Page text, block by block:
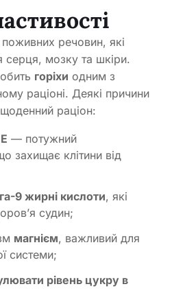
речовин, які
серця, мозку та шкіри.
горіхи одним з
раціоні. Деякі причини
раціон:
— потужний
захищає клітини від
9 жирні кислоти, які
судин;
магнієм, важливий для
системи;
рівень цукру в